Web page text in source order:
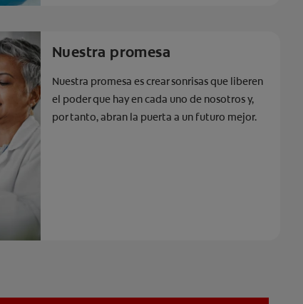
Nuestra promesa
Nuestra promesa es crear sonrisas que liberen
el poder que hay en cada uno de nosotros y,
por tanto, abran la puerta a un futuro mejor.